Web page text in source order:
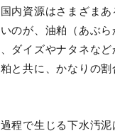
内資源はさまざま
のが、油粕（あぶら
ダイズやナタネな
と共に、かなりの
程で生じる下水汚